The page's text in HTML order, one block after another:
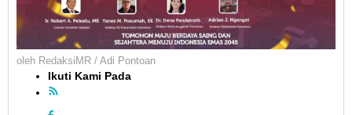
oleh RedaksiMR / Adi Pontoan
Ikuti Kami Pada